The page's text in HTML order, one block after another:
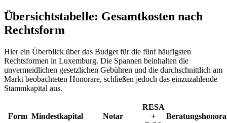
Übersichtstabelle: Gesamtkosten nach
Rechtsform
Hier ein Überblick über das Budget für die fünf häufigsten
Rechtsformen in Luxemburg. Die Spannen beinhalten die
unvermeidlichen gesetzlichen Gebühren und die durchschnittlich am
Markt beobachteten Honorare, schließen jedoch das einzuzahlende
Stammkapital aus.
Form Mindestkapital Notar
RESA
+